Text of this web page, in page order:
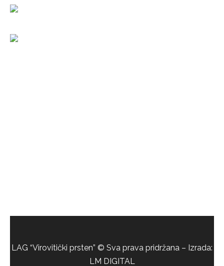
LAG “Virovitički prsten” © Sva prava pridržana – Izrada:
LM DIGITAL